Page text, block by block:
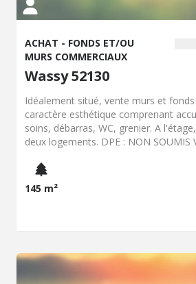
ACHAT - FONDS ET/OU
MURS COMMERCIAUX
Wassy 52130
Idéalement situé, vente murs et
caractère esthétique comprenant
soins, débarras, WC, grenier. A
deux logements. DPE : NON SOUMIS
03-25.55/50.40
145 m²